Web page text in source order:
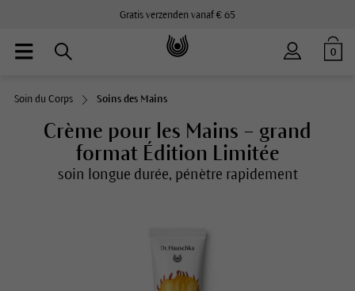
Gratis verzenden vanaf € 65
0
Soin du Corps Soins des Mains
Crème pour les Mains – grand
format Édition Limitée
soin longue durée, pénètre rapidement